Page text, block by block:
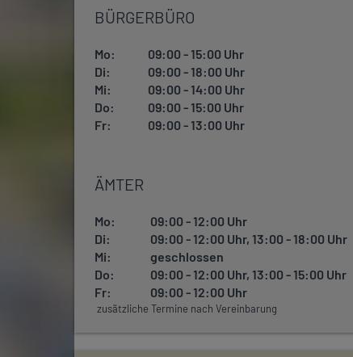
BÜRGERBÜRO
Mo:
09:00 - 15:00 Uhr
Di:
09:00 - 18:00 Uhr
Mi:
09:00 - 14:00 Uhr
Do:
09:00 - 15:00 Uhr
Fr:
09:00 - 13:00 Uhr
ÄMTER
Mo:
09:00 - 12:00 Uhr
Di:
09:00 - 12:00 Uhr, 13:00 - 18:00 Uhr
Mi:
geschlossen
Do:
09:00 - 12:00 Uhr, 13:00 - 15:00 Uhr
Fr:
09:00 - 12:00 Uhr
zusätzliche Termine nach Vereinbarung